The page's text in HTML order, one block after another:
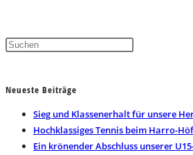
Neueste Beiträge
Sieg und Klassenerhalt für unsere
Hochklassiges Tennis beim Harro-
Ein krönender Abschluss unserer